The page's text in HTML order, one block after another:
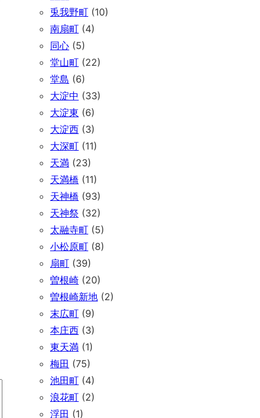
兎我野町 (10)
南扇町 (4)
同心 (5)
堂山町 (22)
堂島 (6)
大淀中 (33)
大淀東 (6)
大淀西 (3)
大深町 (11)
天満 (23)
天満橋 (11)
天神橋 (93)
天神祭 (32)
太融寺町 (5)
小松原町 (8)
扇町 (39)
曽根崎 (20)
曽根崎新地 (2)
末広町 (9)
本庄西 (3)
東天満 (1)
梅田 (75)
池田町 (4)
浪花町 (2)
浮田 (1)